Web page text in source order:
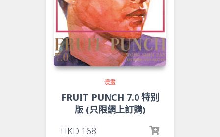
漫畫
FRUIT PUNCH 7.0 特别
版 (只限網上訂購)
HKD 168